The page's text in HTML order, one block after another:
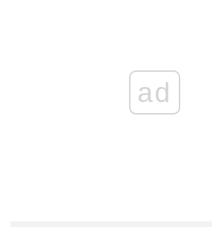
ad